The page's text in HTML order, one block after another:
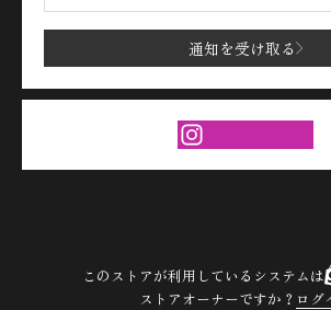
通知を受け取る
このストアが利用しているシステムは
ストアオーナーですか？ ログ